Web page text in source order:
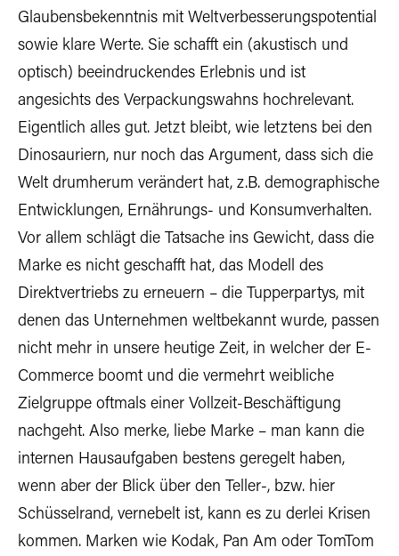
Glaubensbekenntnis mit Weltverbesserungspotential
sowie klare Werte. Sie schafft ein (akustisch und
optisch) beeindruckendes Erlebnis und ist
angesichts des Verpackungswahns hochrelevant.
Eigentlich alles gut. Jetzt bleibt, wie letztens bei den
Dinosauriern, nur noch das Argument, dass sich die
Welt drumherum verändert hat, z.B. demographische
Entwicklungen, Ernährungs- und Konsumverhalten.
Vor allem schlägt die Tatsache ins Gewicht, dass die
Marke es nicht geschafft hat, das Modell des
Direktvertriebs zu erneuern – die Tupperpartys, mit
denen das Unternehmen weltbekannt wurde, passen
nicht mehr in unsere heutige Zeit, in welcher der E-
Commerce boomt und die vermehrt weibliche
Zielgruppe oftmals einer Vollzeit-Beschäftigung
nachgeht. Also merke, liebe Marke – man kann die
internen Hausaufgaben bestens geregelt haben,
wenn aber der Blick über den Teller-, bzw. hier
Schüsselrand, vernebelt ist, kann es zu derlei Krisen
kommen. Marken wie Kodak, Pan Am oder TomTom